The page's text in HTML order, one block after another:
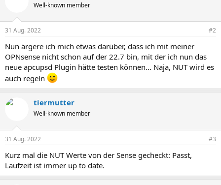
Well-known member
31 Aug. 2022 #2
Nun ärgere ich mich etwas darüber, dass ich mit meiner
OPNsense nicht schon auf der 22.7 bin, mit der ich nun das
neue apcupsd Plugin hätte testen können... Naja, NUT wird es
auch regeln
tiermutter
Well-known member
31 Aug. 2022 #3
Kurz mal die NUT Werte von der Sense gecheckt: Passt,
Laufzeit ist immer up to date.